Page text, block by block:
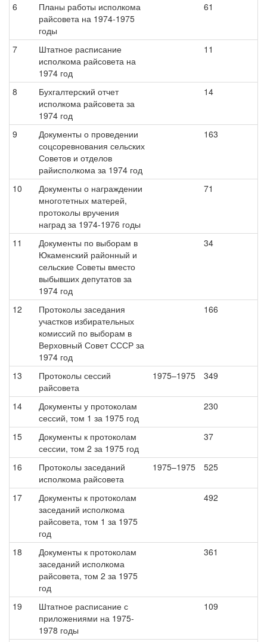
6
Планы работы исполкома
райсовета на 1974-1975
годы
61
7
Штатное расписание
исполкома райсовета на
1974 год
11
8
Бухгалтерский отчет
исполкома райсовета за
1974 год
14
9
Документы о проведении
соцсоревнования сельских
Советов и отделов
райисполкома за 1974 год
163
10
Документы о награждении
многотетных матерей,
протоколы вручения
наград за 1974-1976 годы
71
11
Документы по выборам в
Юкаменский районный и
сельские Советы вместо
выбывших депутатов за
1974 год
34
12
Протоколы заседания
участков избирательных
комиссий по выборам в
Верховный Совет СССР за
1974 год
166
13
Протоколы сессий
райсовета
1975–1975 349
14
Документы у протоколам
сессий, том 1 за 1975 год
230
15
Документы к протоколам
сессии, том 2 за 1975 год
37
16
Протоколы заседаний
исполкома райсовета
1975–1975 525
17
Документы к протоколам
заседаний исполкома
райсовета, том 1 за 1975
год
492
18
Документы к протоколам
заседаний исполкома
райсовета, том 2 за 1975
год
361
19
Штатное расписание с
приложениями на 1975-
1978 годы
109